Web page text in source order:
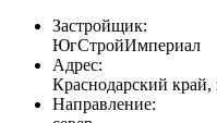
Застройщик:
ЮгСтройИмпериал
Адрес:
Краснодарский край,
Направление: